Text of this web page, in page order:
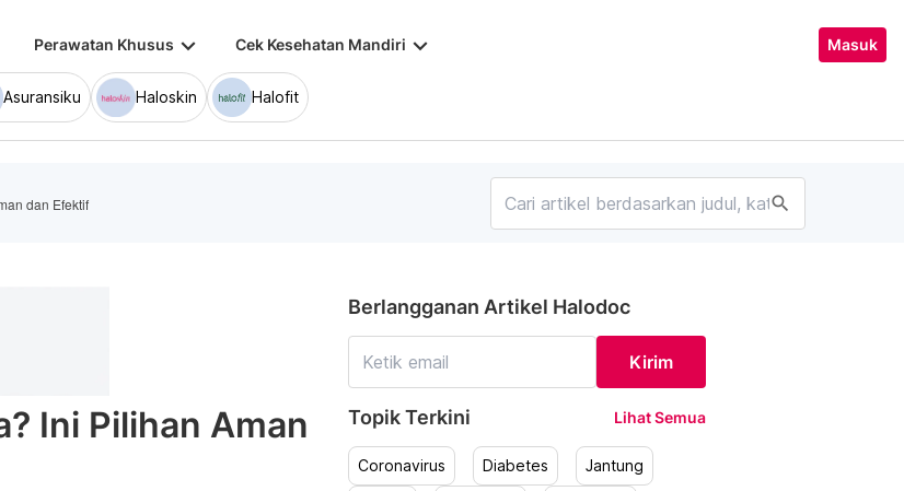
Perawatan Khusus keyboard_arrow_down Cek Kesehatan Mandiri keyboard_arrow_down Masuk
Asuransiku Haloskin Halofit
dan Efektif search
Ini Pilihan Aman
Berlangganan Artikel Halodoc
Kirim
Topik Terkini Lihat Semua
Coronavirus Diabetes Jantung